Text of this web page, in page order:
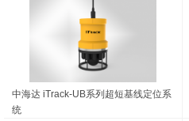
中海达 iTrack-UB系列超短基线定位系
统